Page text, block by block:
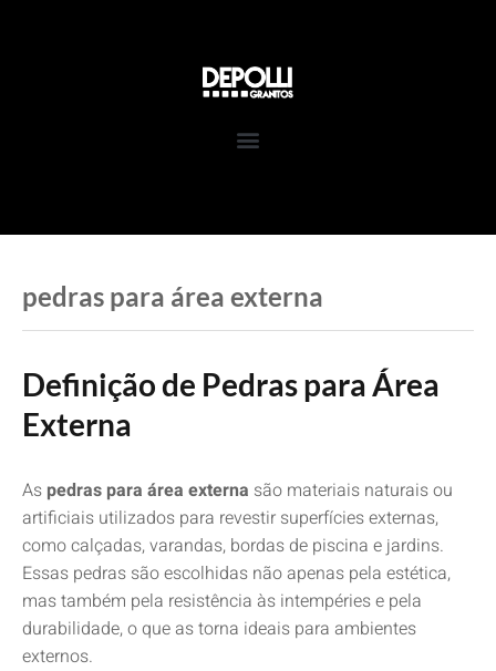
pedras para área externa
Definição de Pedras para Área
Externa
As pedras para área externa são materiais naturais ou
artificiais utilizados para revestir superfícies externas,
como calçadas, varandas, bordas de piscina e jardins.
Essas pedras são escolhidas não apenas pela estética,
mas também pela resistência às intempéries e pela
durabilidade, o que as torna ideais para ambientes
externos.